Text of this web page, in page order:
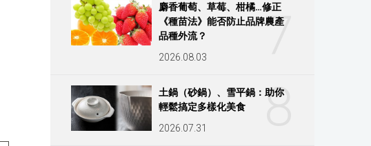
7
麝香葡萄、草莓、柑橘…修正
《種苗法》能否防止品牌農產
品種外流？
2026.08.03
8
土鍋（砂鍋）、雪平鍋：助你
輕鬆搞定多樣化美食
2026.07.31